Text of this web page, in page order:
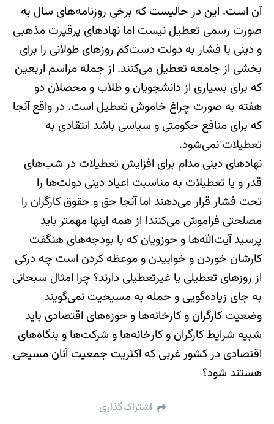
آن است. این در حالیست که برخی روزنامه‌‌های سال به
صورت رسمی تعطیل نیست اما نهادهای پرقپرت مذهبی
و دینی با فشار به دولت دست‌‌کم روزهای طولانی را برای
بخشی از جامعه تعطیل می‌‌کنند. از جمله مراسم اربعین
که برای بسیاری از دانشجویان و طلاب و محصلان دو
هفته به صورت چراغ خاموش تعطیل است. در واقع آنجا
که برای منافع حکومتی و سیاسی باشد انتقادی به
تعطیلات نمی‌‌شود.
نهادهای دینی مدام برای افزایش تعطیلات در شب‌‌های
قدر و یا تعطیلات به مناسبت اعیاد دینی دولت‌‌ها را
تحت فشار قرار می‌‌دهند اما آنجا حق و حقوق کارگران را
مصلحتی فراموش می‌‌کنند! از همه اینها مهمتر باید
پرسید آیت‌‌الله‌‌ها و حوزویان که با بودجه‌‌های هنگفت
کارشان خوردن و خوابیدن و موعظه کردن است چه درکی
از روزهای تعطیلی یا غیرتعطیلی دارند؟ چرا امثال سبحانی
به جای زیاده‌‌گویی و حمله به مسیحیت نمی‌‌گویند
وضعیت کارگران و کارخانه‌‌ها و حوزه‌‌های اقتصادی باید
شبیه شرایط کارگران و کارخانه‌‌ها و شرکت‌‌ها و بنگاه‌‌های
اقتصادی در کشور غربی که اکثریت جمعیت آنان مسیحی
هستند شود؟
اشتراک‌گذاری